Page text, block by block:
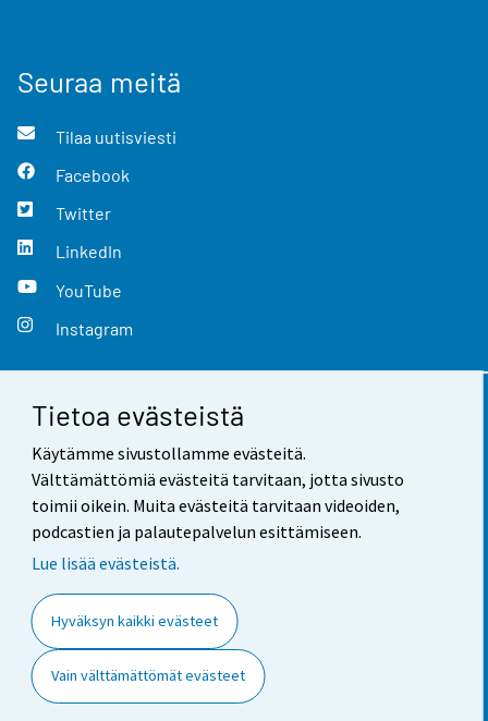
Tietoa evästeistä
Käytämme sivustollamme evästeitä.
Välttämättömiä evästeitä tarvitaan, jotta sivusto
toimii oikein. Muita evästeitä tarvitaan videoiden,
podcastien ja palautepalvelun esittämiseen.
Lue lisää evästeistä.
Hyväksyn kaikki evästeet
Vain välttämättömät evästeet
Seuraa meitä
Tilaa uutisviesti
Facebook
Twitter
LinkedIn
YouTube
Instagram
Yhteystiedot
Palaute
Käyttöehdot
Saavutettavuus
Tietoa sivustosta
Evästeasetukset